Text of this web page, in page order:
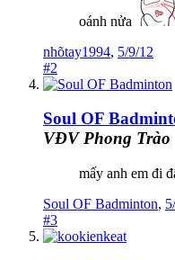
oánh nửa
nhõtay1994, 5/9/12
#2
Soul OF
VĐV Phong Trào
mấy anh em đi
Soul OF Badminton,
#3